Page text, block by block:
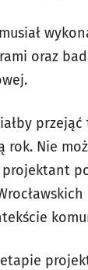
oraz
rok. Nie